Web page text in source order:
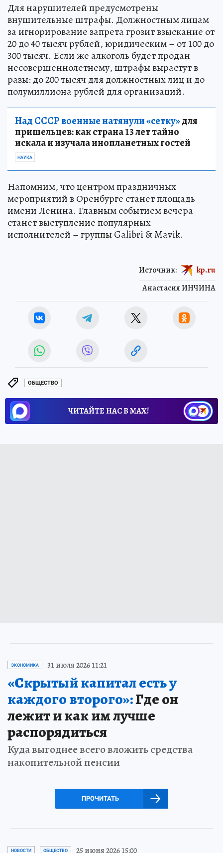
Для нарушителей предусмотрены
внушительные штрафы. Должностным лицам
за игнорирование запрета грозит взыскание от
20 до 40 тысяч рублей, юридическим – от 100 до
300 тысяч. Если же алкоголь будет продан
несовершеннолетнему, штрафы вырастут в
разы: до 200 тысяч для должностных лиц и до
полумиллиона рублей для организаций.
Над СССР военные натянули «сетку»для
пришельцев: как страна 13 лет тайно
искала и изучала инопланетных гостей
НАУКА
Напомним, что центром праздничных
мероприятий в Оренбурге станет площадь
имени Ленина. Главным событием вечера
станет выступление популярных
исполнителей – группы Galibri & Mavik.
Анастасия ИНЧИНА
Источник: kp.ru
ОБЩЕСТВО
ЧИТАЙТЕ НАС В МАХ!
ЭКОНОМИКА 31 июля 2026 11:21
«Скрытый капитал есть у
каждого второго»:Где он
лежит и как им лучше
распорядиться
Куда выгоднее всего вложить средства
накопительной пенсии
ПРОЧИТАТЬ
НОВОСТИ ОБЩЕСТВО 25 июня 2026 15:00